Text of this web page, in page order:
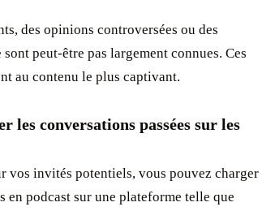
des opinions controversées ou des
peut-être pas largement connues. Ces
au contenu le plus captivant.
conversations passées sur les
vos invités potentiels, vous pouvez charger
en podcast sur une plateforme telle que